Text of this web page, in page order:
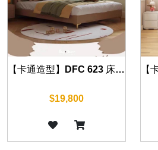
【卡通造型】DFC 623 床組 另有四尺
$19,800